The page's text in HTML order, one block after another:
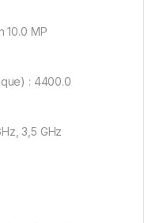
10.0 MP
: 4400.0
3,5 GHz